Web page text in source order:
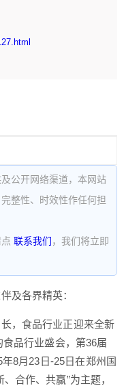
公开网络渠道，本网站
整性、时效性作任何担
联系我们 ，我们将立即
各界精英：
，食品行业正迎来全新
品行业盛会，第36届
8月23日-25日在郑州国
、合作、共赢”为主题，